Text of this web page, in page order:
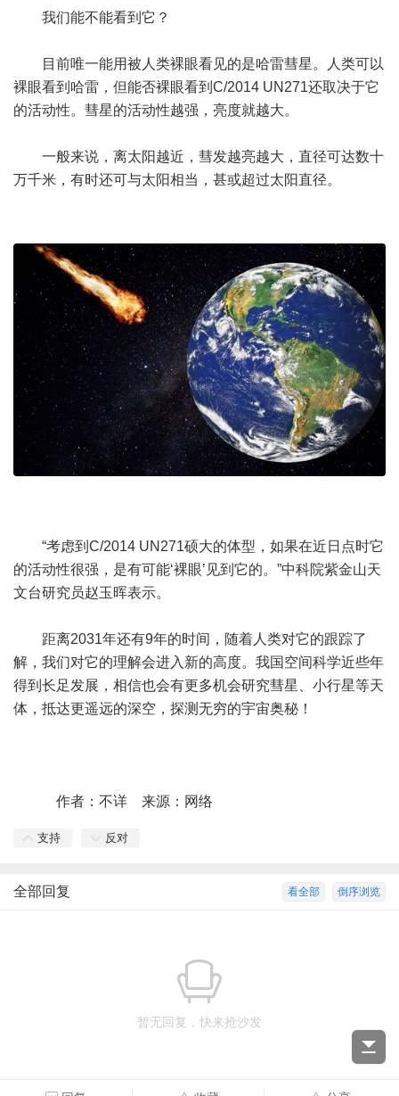
我们能不能看到它？
目前唯一能用被人类裸眼看见的是哈雷彗星。人类可以
裸眼看到哈雷，但能否裸眼看到C/2014 UN271还取决于它
的活动性。彗星的活动性越强，亮度就越大。
一般来说，离太阳越近，彗发越亮越大，直径可达数十
万千米，有时还可与太阳相当，甚或超过太阳直径。
“考虑到C/2014 UN271硕大的体型，如果在近日点时它
的活动性很强，是有可能‘裸眼’见到它的。”中科院紫金山天
文台研究员赵玉晖表示。
距离2031年还有9年的时间，随着人类对它的跟踪了
解，我们对它的理解会进入新的高度。我国空间科学近些年
得到长足发展，相信也会有更多机会研究彗星、小行星等天
体，抵达更遥远的深空，探测无穷的宇宙奥秘！
作者：不详 来源：网络
支持 反对
倒序浏览
看全部
全部回复
暂无回复，快来抢沙发